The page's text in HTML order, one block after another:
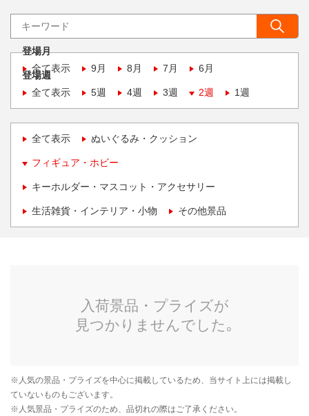
登場月
全て表示
9月 8月 7月 6月
登場週
全て表示
5週 4週 3週 2週 1週
全て表示 ぬいぐるみ・クッション
フィギュア・ホビー
キーホルダー・マスコット・アクセサリー
生活雑貨・インテリア・小物 その他景品